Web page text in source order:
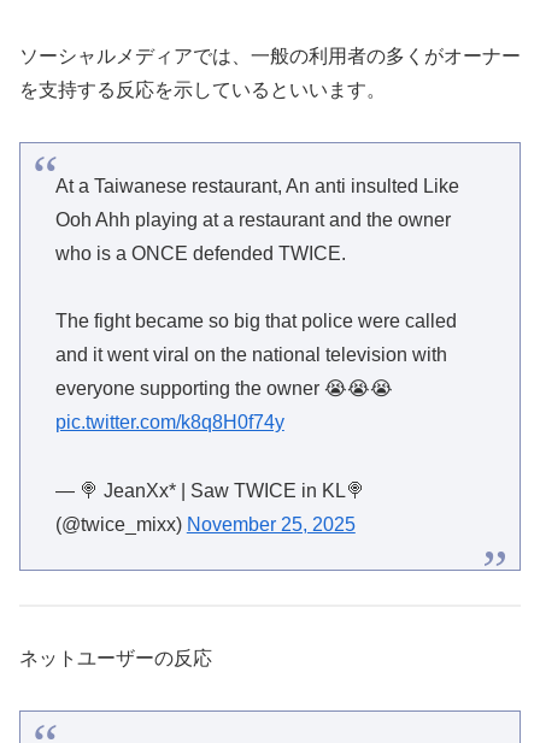
ソーシャルメディアでは、一般の利用者の多くがオーナー
を支持する反応を示しているといいます。
At a Taiwanese restaurant, An anti insulted Like
Ooh Ahh playing at a restaurant and the owner
who is a ONCE defended TWICE.
The fight became so big that police were called
and it went viral on the national television with
everyone supporting the owner 😭😭😭
pic.twitter.com/k8q8H0f74y
— 🍭 JeanXx* | Saw TWICE in KL🍭
(@twice_mixx) November 25, 2025
ネットユーザーの反応